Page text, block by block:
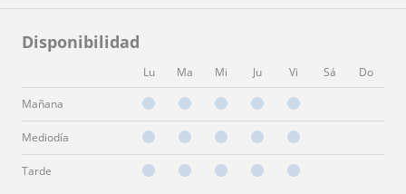
Disponibilidad
Lu Ma Mi Ju Vi Sá Do
Mañana
Mediodía
Tarde